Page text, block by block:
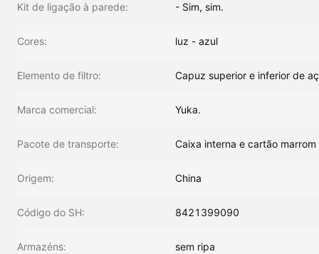
Kit de ligação à parede: - Sim, sim.
Cores: luz - azul
Elemento de filtro: Capuz superior e inferior de
Marca comercial: Yuka.
Pacote de transporte: Caixa interna e cartão marrom
Origem: China
Código do SH: 8421399090
Armazéns: sem ripa